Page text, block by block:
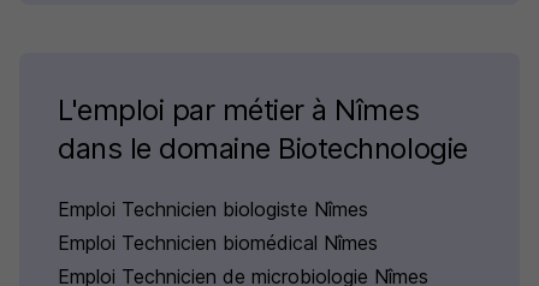
L'emploi par métier à Nîmes
dans le domaine Biotechnologie
Emploi Technicien biologiste Nîmes
Emploi Technicien biomédical Nîmes
Emploi Technicien de microbiologie Nîmes